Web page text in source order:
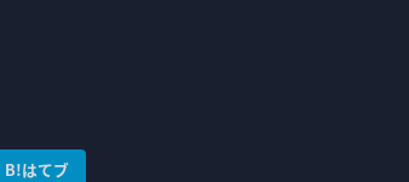
B!はてブ